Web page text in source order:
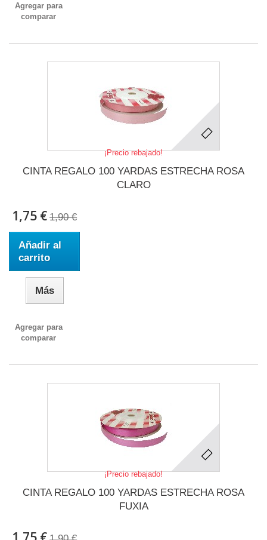
Agregar para
comparar
¡Precio rebajado!
CINTA REGALO 100 YARDAS ESTRECHA ROSA
CLARO
1,75 € 1,90 €
Añadir al
carrito
Más
Agregar para
comparar
¡Precio rebajado!
CINTA REGALO 100 YARDAS ESTRECHA ROSA
FUXIA